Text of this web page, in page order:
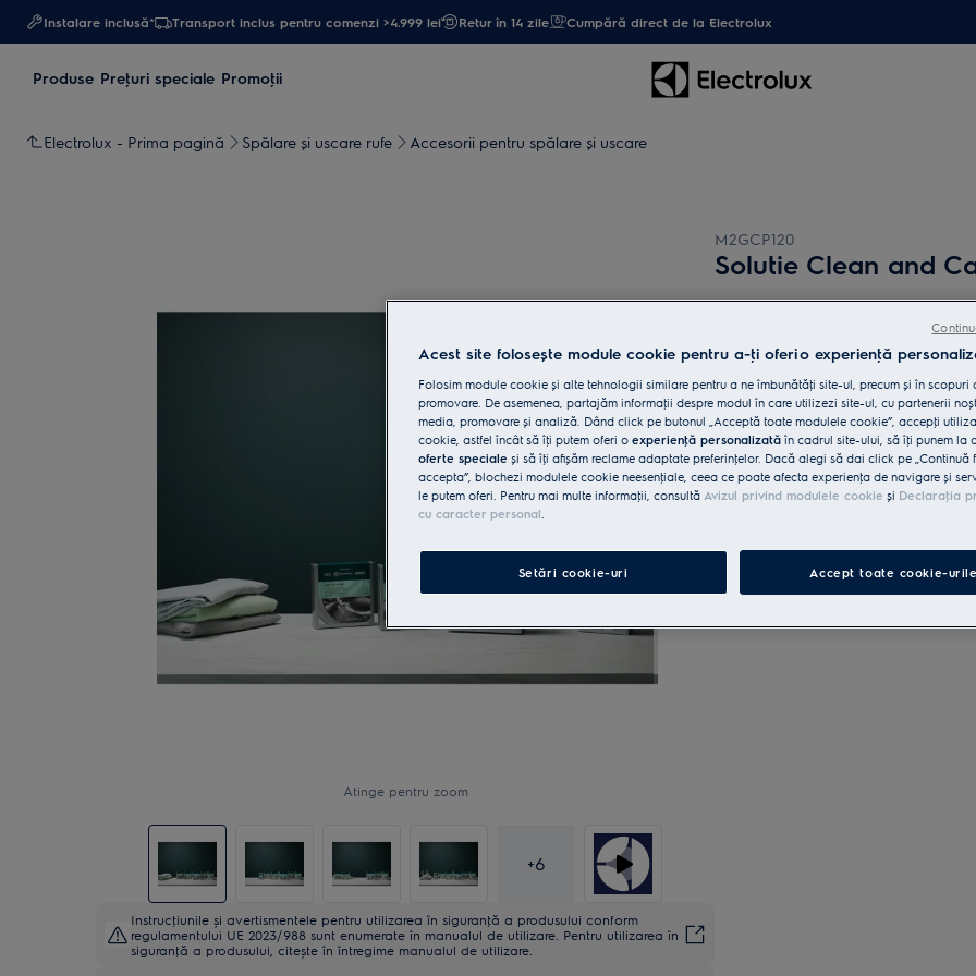
Instalare inclusă* Transport inclus pentru comenzi >4.999 lei Retur în 14 zile Cumpără direct de la Electrolux
Produse Preţuri speciale Promoţii
Electrolux - Prima pagină Spălare și uscare rufe Accesorii pentru spălare şi uscare
Atinge pentru zoom
+6
Instrucţiunile și avertismentele pentru utilizarea în siguranţă a produsului conform
regulamentului UE 2023/988 sunt enumerate în manualul de utilizare. Pentru utilizarea în
siguranţă a produsului, citește în întregime manualul de utilizare.
M2GCP120
Solutie Clean and
Clean & Care 3 în 1 asigură o
Soluția de decalcifiere Super Care
Acest site folosește module cookie pentru a-ţi oferi o experienţă
Folosim module cookie și alte tehnologii similare pentru a ne îmbunătăţi site-ul, precum și în scopuri
promovare. De asemenea, partajăm informaţii despre modul în care utilizezi site-ul, cu partenerii
media, promovare și analiză. Dând click pe butonul „Acceptă toate modulele cookie”, accepţi
cookie, astfel încât să îţi putem oferi o experienţă personalizată în cadrul site-ului, să îţi punem la
oferte speciale și să îţi afișăm reclame adaptate preferinţelor. Dacă alegi să dai click pe „Continuă
accepta”, blochezi modulele cookie neesenţiale, ceea ce poate afecta experienţa de navigare și
le putem oferi. Pentru mai multe informaţii, consultă Avizul privind modulele cookie și Declaraţia
cu caracter personal.
Setări cookie-uri Accept toate cookie-urile